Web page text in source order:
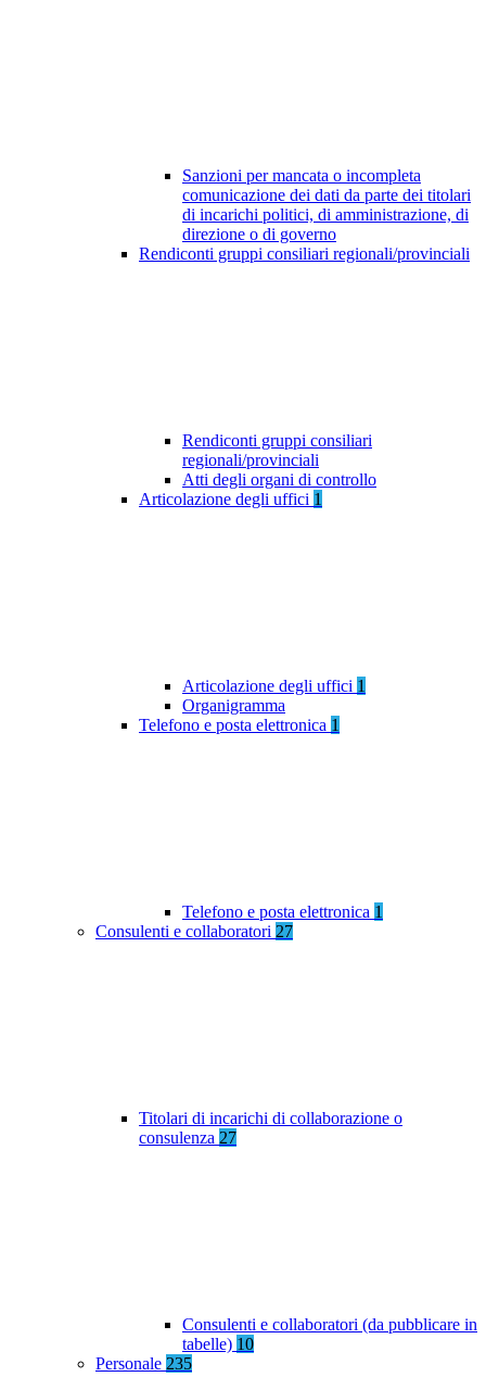
Sanzioni per mancata o incompleta
comunicazione dei dati da parte dei titolari
di incarichi politici, di amministrazione, di
direzione o di governo
Rendiconti gruppi consiliari regionali/provinciali
Rendiconti gruppi consiliari
regionali/provinciali
Atti degli organi di controllo
Articolazione degli uffici 1
Articolazione degli uffici 1
Organigramma
Telefono e posta elettronica 1
Telefono e posta elettronica 1
Consulenti e collaboratori 27
Titolari di incarichi di collaborazione o
consulenza 27
Consulenti e collaboratori (da pubblicare in
tabelle) 10
Personale 235